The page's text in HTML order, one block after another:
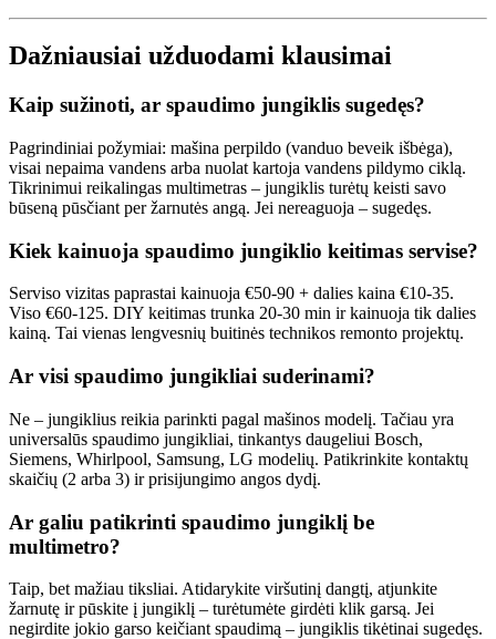
Dažniausiai užduodami klausimai
Kaip sužinoti, ar spaudimo jungiklis sugedęs?
Pagrindiniai požymiai: mašina perpildo (vanduo beveik išbėga),
visai nepaima vandens arba nuolat kartoja vandens pildymo ciklą.
Tikrinimui reikalingas multimetras – jungiklis turėtų keisti savo
būseną pūsčiant per žarnutės angą. Jei nereaguoja – sugedęs.
Kiek kainuoja spaudimo jungiklio keitimas servise?
Serviso vizitas paprastai kainuoja €50-90 + dalies kaina €10-35.
Viso €60-125. DIY keitimas trunka 20-30 min ir kainuoja tik dalies
kainą. Tai vienas lengvesnių buitinės technikos remonto projektų.
Ar visi spaudimo jungikliai suderinami?
Ne – jungiklius reikia parinkti pagal mašinos modelį. Tačiau yra
universalūs spaudimo jungikliai, tinkantys daugeliui Bosch,
Siemens, Whirlpool, Samsung, LG modelių. Patikrinkite kontaktų
skaičių (2 arba 3) ir prisijungimo angos dydį.
Ar galiu patikrinti spaudimo jungiklį be
multimetro?
Taip, bet mažiau tiksliai. Atidarykite viršutinį dangtį, atjunkite
žarnutę ir pūskite į jungiklį – turėtumėte girdėti klik garsą. Jei
negirdite jokio garso keičiant spaudimą – jungiklis tikėtinai sugedęs.